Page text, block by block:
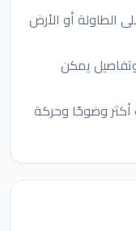
الطاولة أو الأرض
يمكن
أكثر وضوحًا وحركة